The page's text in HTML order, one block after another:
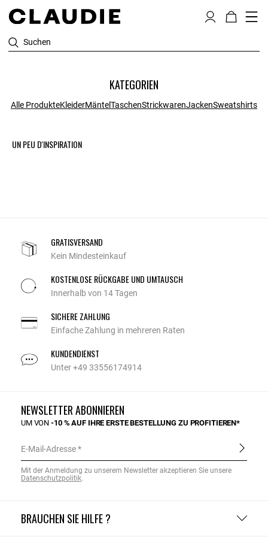
Suchen
KATEGORIEN
Alle ProdukteKleiderMäntelTaschenStrickwarenJackenSweatshirts
UN PEU D'INSPIRATION
GRATISVERSAND
Kein Mindesteinkauf
KOSTENLOSE RÜCKGABE UND UMTAUSCH
Innerhalb von 14 Tagen
SICHERE ZAHLUNG
Einfache Zahlung in mehreren Raten
KUNDENDIENST
Unter +49 33556174914
BRAUCHEN SIE HILFE ?
NEWSLETTER ABONNIEREN
UM VON-10 % AUF IHRE ERSTE BESTELLUNG ZU PROFITIEREN*
E-Mail-Adresse
Mit der Anmeldung zu unserem Newsletter akzeptieren Sie unsere
Datenschutzpolitik.